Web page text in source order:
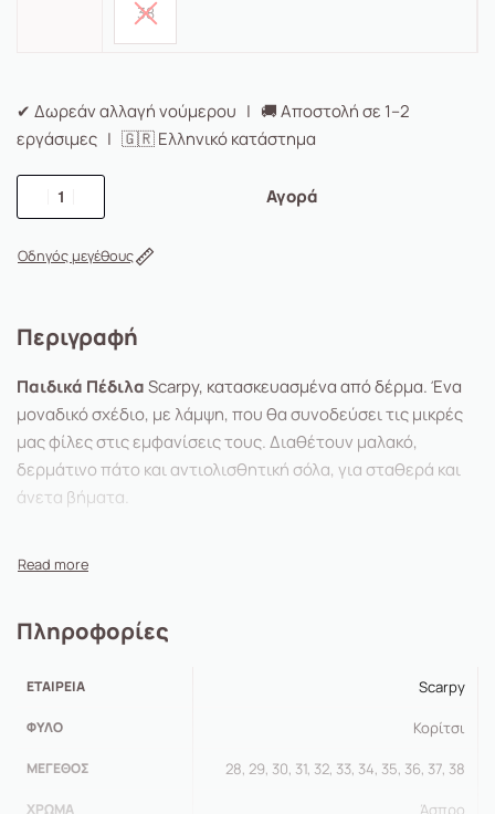
38
✔ Δωρεάν αλλαγή νούμερου | 🚚 Αποστολή σε 1–2
εργάσιμες | 🇬🇷 Ελληνικό κατάστημα
Αγορά
Οδηγός μεγέθους
Περιγραφή
Παιδικά ΠέδιλαScarpy, κατασκευασμένα από δέρμα. Ένα
μοναδικό σχέδιο, με λάμψη, που θα συνοδεύσει τις μικρές
μας φίλες στις εμφανίσεις τους. Διαθέτουν μαλακό,
δερμάτινο πάτο και αντιολισθητική σόλα, για σταθερά και
άνετα βήματα.
Πληροφορίες
ΕΤΑΙΡΕΊΑ Scarpy
ΦΎΛΟ Κορίτσι
ΜΈΓΕΘΟΣ 28, 29, 30, 31, 32, 33, 34, 35, 36, 37, 38
ΧΡΏΜΑ Άσπρο